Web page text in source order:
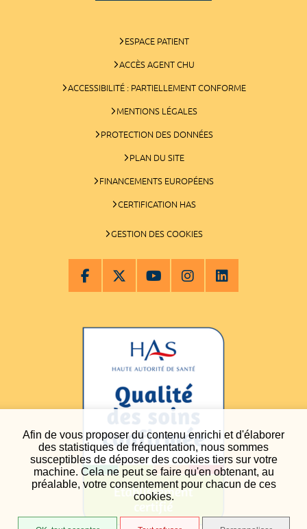
Afin de vous proposer du contenu enrichi et d'élaborer
des statistiques de fréquentation, nous sommes
susceptibles de déposer des cookies tiers sur votre
machine. Cela ne peut se faire qu'en obtenant, au
préalable, votre consentement pour chacun de ces
cookies.
ESPACE PATIENT
ACCÈS AGENT CHU
ACCESSIBILITÉ : PARTIELLEMENT CONFORME
MENTIONS LÉGALES
PROTECTION DES DONNÉES
PLAN DU SITE
FINANCEMENTS EUROPÉENS
CERTIFICATION HAS
GESTION DES COOKIES